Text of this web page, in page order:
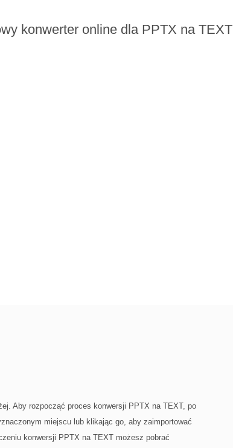
konwerter online dla PPTX na TEXT
Aby rozpocząć proces konwersji PPTX na TEXT, po
miejscu lub klikając go, aby zaimportować
konwersji PPTX na TEXT możesz pobrać